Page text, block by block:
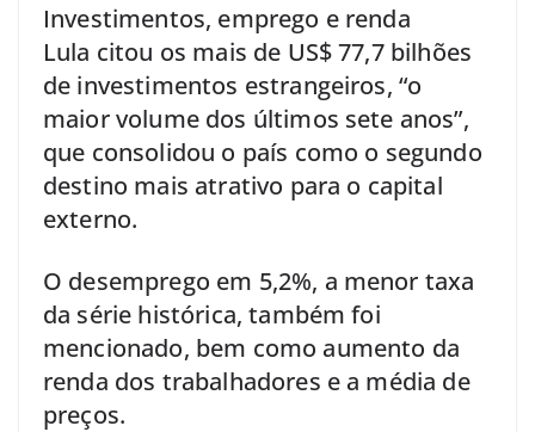
Investimentos, emprego e renda
Lula citou os mais de US$ 77,7 bilhões
de investimentos estrangeiros, “o
maior volume dos últimos sete anos”,
que consolidou o país como o segundo
destino mais atrativo para o capital
externo.
O desemprego em 5,2%, a menor taxa
da série histórica, também foi
mencionado, bem como aumento da
renda dos trabalhadores e a média de
preços.